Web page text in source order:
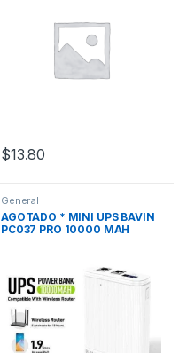
$13.80
General
AGOTADO * MINI UPS BAVIN
PC037 PRO 10000 MAH